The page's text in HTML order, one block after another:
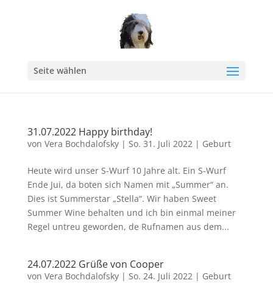
Seite wählen
31.07.2022 Happy birthday!
von Vera Bochdalofsky| So. 31. Juli 2022| Geburt
Heute wird unser S-Wurf 10 Jahre alt. Ein S-Wurf
Ende Jui, da boten sich Namen mit „Summer“ an.
Dies ist Summerstar „Stella“. Wir haben Sweet
Summer Wine behalten und ich bin einmal meiner
Regel untreu geworden, de Rufnamen aus dem...
24.07.2022 Grüße von Cooper
von Vera Bochdalofsky| So. 24. Juli 2022| Geburt